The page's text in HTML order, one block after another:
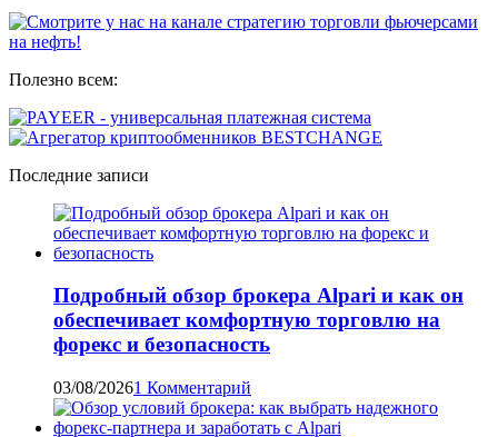
Полезно всем:
Последние записи
Подробный обзор брокера Alpari и как он
обеспечивает комфортную торговлю на
форекс и безопасность
03/08/20261 Комментарий